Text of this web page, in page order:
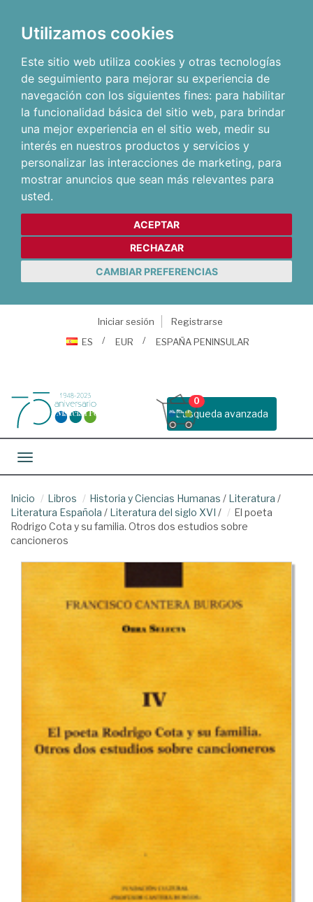
Utilizamos cookies
Este sitio web utiliza cookies y otras tecnologías
de seguimiento para mejorar su experiencia de
navegación con los siguientes fines: para habilitar
la funcionalidad básica del sitio web, para brindar
una mejor experiencia en el sitio web, medir su
interés en nuestros productos y servicios y
personalizar las interacciones de marketing, para
mostrar anuncios que sean más relevantes para
usted.
ACEPTAR
RECHAZAR
CAMBIAR PREFERENCIAS
Iniciar sesión
Registrarse
ES
EUR ESPAÑA PENINSULAR
Busqueda avanzada
0
Toggle navigation
Inicio Libros Historia y Ciencias Humanas / Literatura /
Literatura Española / Literatura del siglo XVI /
El poeta
Rodrigo Cota y su familia. Otros dos estudios sobre
cancioneros